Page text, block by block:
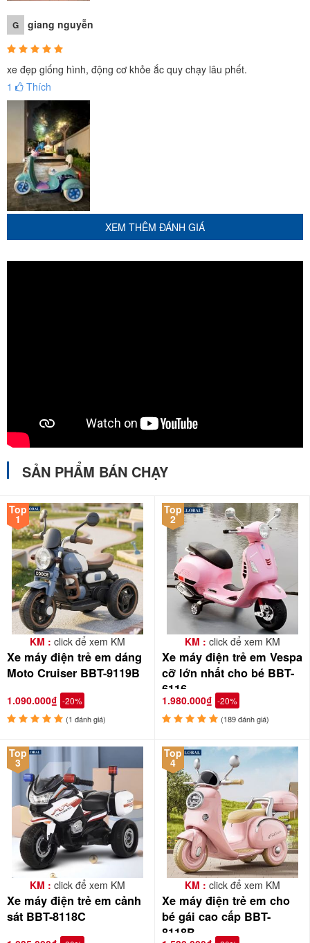
G giang nguyễn
xe đẹp giống hình, động cơ khỏe ắc quy chạy lâu phết.
1
Thích
XEM THÊM ĐÁNH GIÁ
SẢN PHẨM BÁN CHẠY
Top
1
KM : click để xem KM
Xe máy điện trẻ em dáng
Moto Cruiser BBT-9119B
1.090.000₫ -20%
(1 đánh giá)
Top
2
KM : click để xem KM
Xe máy điện trẻ em Vespa
cỡ lớn nhất cho bé BBT-
6116
1.980.000₫ -20%
(189 đánh giá)
Top
3
KM : click để xem KM
Xe máy điện trẻ em cảnh
sát BBT-8118C
Top
4
KM : click để xem KM
Xe máy điện trẻ em cho
bé gái cao cấp BBT-
8118B